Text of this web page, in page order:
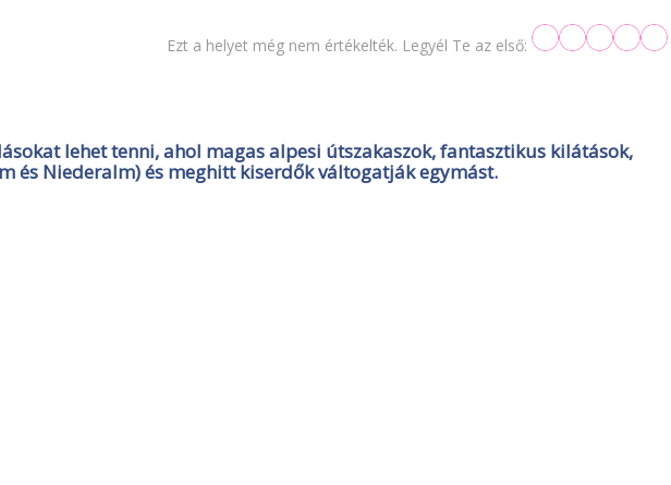
Ezt a helyet még nem értékelték. Legyél Te az első:
lehet tenni, ahol magas alpesi útszakaszok, fantasztikus kilátások,
és Niederalm) és meghitt kiserdők váltogatják egymást.